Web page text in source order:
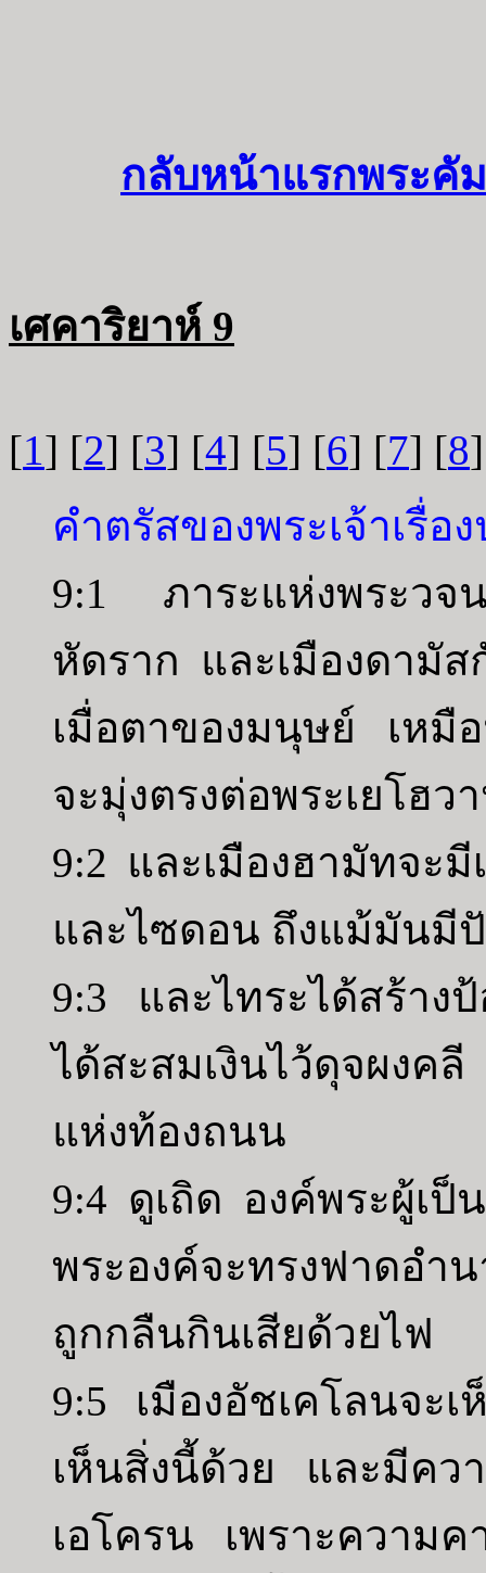
กลับหน้าแรกพระคั
เศคาริยาห์ 9
[1] [2] [3] [4] [5] [6] [7] [8
คำตรัสของพระเจ้าเรื่อ
9:1 ภาระแห่งพระวจน
หัดราก และเมืองดามั
เมื่อตาของมนุษย์ เหมือ
จะมุ่งตรงต่อพระเยโฮว
9:2 และเมืองฮามัทจะ
และไซดอน ถึงแม้มันมี
9:3 และไทระได้สร้าง
ได้สะสมเงินไว้ดุจผงค
แห่งท้องถนน
9:4 ดูเถิด องค์พระผู้เป็
พระองค์จะทรงฟาดอำน
ถูกกลืนกินเสียด้วยไฟ
9:5 เมืองอัชเคโลนจะ
เห็นสิ่งนี้ด้วย และมีคว
เอโครน เพราะความ